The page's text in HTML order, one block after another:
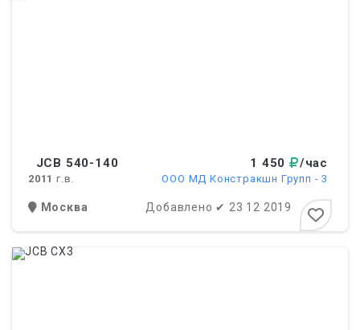
JCB 540-140 1 450 /час
2011 г.в. ООО МД Констракшн Групп - 3
Москва Добавлено ✔ 23 12 2019